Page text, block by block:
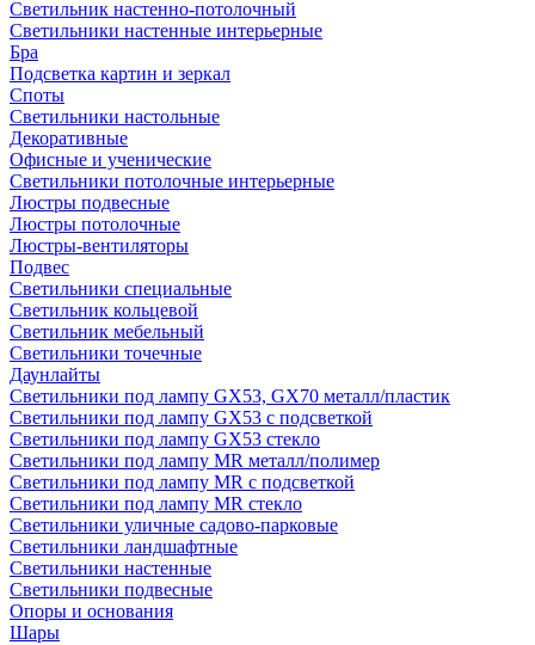
Светильник настенно-потолочный
Светильники настенные интерьерные
Бра
Подсветка картин и зеркал
Споты
Светильники настольные
Декоративные
Офисные и ученические
Светильники потолочные интерьерные
Люстры подвесные
Люстры потолочные
Люстры-вентиляторы
Подвес
Светильники специальные
Светильник кольцевой
Светильник мебельный
Светильники точечные
Даунлайты
Светильники под лампу GX53, GX70 металл/пластик
Светильники под лампу GX53 с подсветкой
Светильники под лампу GX53 стекло
Светильники под лампу MR металл/полимер
Светильники под лампу MR с подсветкой
Светильники под лампу MR стекло
Светильники уличные садово-парковые
Светильники ландшафтные
Светильники настенные
Светильники подвесные
Опоры и основания
Шары